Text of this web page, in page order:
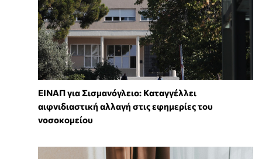
ΕΙΝΑΠ για Σισμανόγλειο: Καταγγέλλει
αιφνιδιαστική αλλαγή στις εφημερίες του
νοσοκομείου